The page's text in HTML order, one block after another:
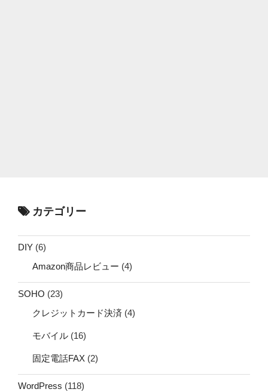
カテゴリー
DIY (6)
Amazon商品レビュー (4)
SOHO (23)
クレジットカード決済 (4)
モバイル (16)
固定電話FAX (2)
WordPress (118)